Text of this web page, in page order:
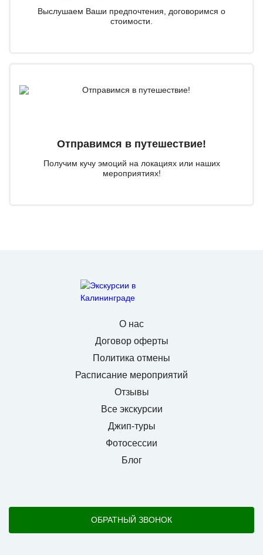
Выслушаем Ваши предпочтения, договоримся о
стоимости.
Отправимся в путешествие!
Получим кучу эмоций на локациях или наших
мероприятиях!
О нас
Договор оферты
Политика отмены
Расписание мероприятий
Отзывы
Все экскурсии
Джип-туры
Фотосессии
Блог
ОБРАТНЫЙ ЗВОНОК